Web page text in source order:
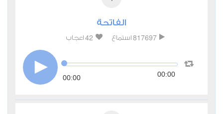
الفاتحة
817697 استماع 42 اعجاب
00:00 00:00